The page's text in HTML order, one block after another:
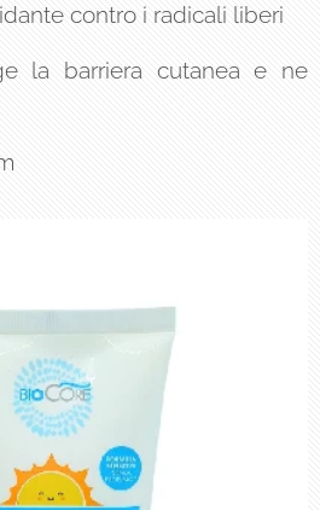
contro i radicali liberi
la barriera cutanea e ne